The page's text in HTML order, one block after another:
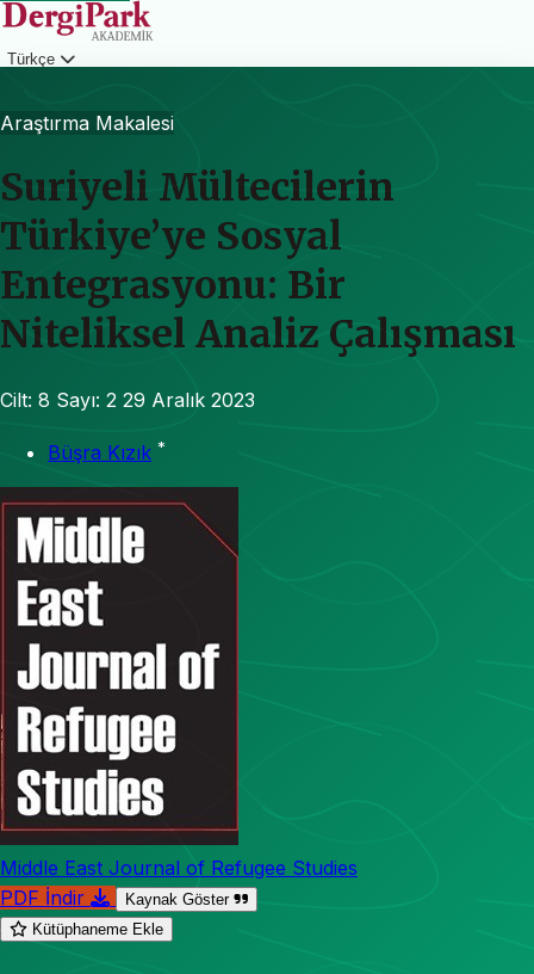
Türkçe
Araştırma Makalesi
Suriyeli Mültecilerin
Türkiye’ye Sosyal
Entegrasyonu: Bir
Niteliksel Analiz Çalışması
Cilt: 8 Sayı: 2 29 Aralık 2023
Büşra Kızık *
Middle East Journal of Refugee Studies
PDF İndir
Kaynak Göster
Kütüphaneme Ekle